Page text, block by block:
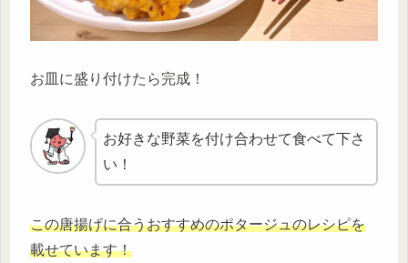
お皿に盛り付けたら完成！
お好きな野菜を付け合わせて食べて下さ
い！
この唐揚げに合うおすすめのポタージュのレシピを
載せています！